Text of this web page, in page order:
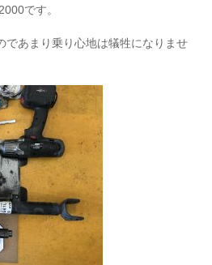
です。
であまり乗り心地は犠牲になりませ